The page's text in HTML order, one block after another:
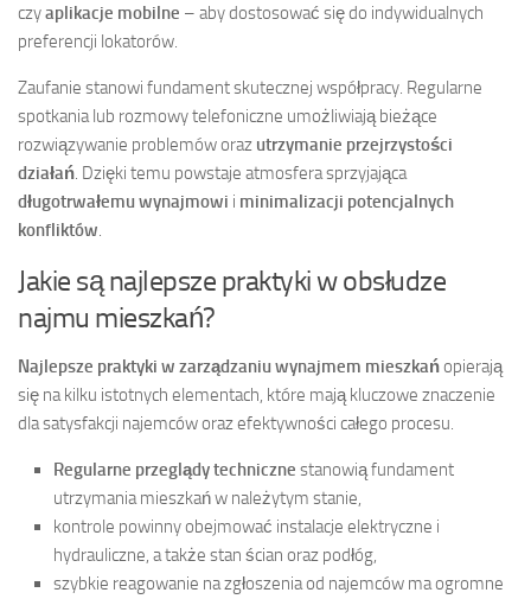
czyaplikacje mobilne – aby dostosować się do indywidualnych
preferencji lokatorów.
Zaufanie stanowi fundament skutecznej współpracy. Regularne
spotkania lub rozmowy telefoniczne umożliwiają bieżące
rozwiązywanie problemów oraz utrzymanie przejrzystości
działań. Dzięki temu powstaje atmosfera sprzyjająca
długotrwałemu wynajmowi i minimalizacji potencjalnych
konfliktów.
Jakie są najlepsze praktyki w obsłudze
najmu mieszkań?
Najlepsze praktyki w zarządzaniu wynajmem mieszkańopierają
się na kilku istotnych elementach, które mają kluczowe znaczenie
dla satysfakcji najemców oraz efektywności całego procesu.
Regularne przeglądy techniczne stanowią fundament
utrzymania mieszkań w należytym stanie,
kontrole powinny obejmować instalacje elektryczne i
hydrauliczne, a także stan ścian oraz podłóg,
szybkie reagowanie na zgłoszenia od najemców ma ogromne